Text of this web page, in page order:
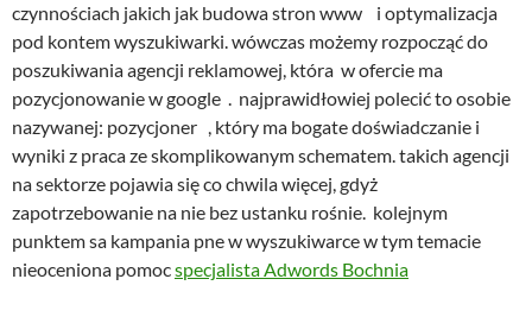
czynnościach jakich jak budowa stron www i optymalizacja
pod kontem wyszukiwarki. wówczas możemy rozpocząć do
poszukiwania agencji reklamowej, która w ofercie ma
pozycjonowanie w google . najprawidłowiej polecić to osobie
nazywanej: pozycjoner , który ma bogate doświadczanie i
wyniki z praca ze skomplikowanym schematem. takich agencji
na sektorze pojawia się co chwila więcej, gdyż
zapotrzebowanie na nie bez ustanku rośnie. kolejnym
punktem sa kampania pne w wyszukiwarce w tym temacie
nieoceniona pomocspecjalista Adwords Bochnia